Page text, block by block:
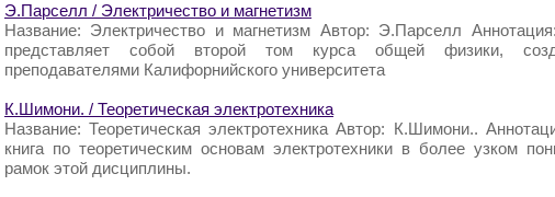
Э.Парселл / Электричество и магнетизм
Название: Электричество и магнетизм Автор: Э.Парселл
представляет собой второй том курса общей физики,
преподавателями Калифорнийского университета
К.Шимони. / Теоретическая электротехника
Название: Теоретическая электротехника Автор: К.Шимони..
книга по теоретическим основам электротехники в более узком
рамок этой дисциплины.